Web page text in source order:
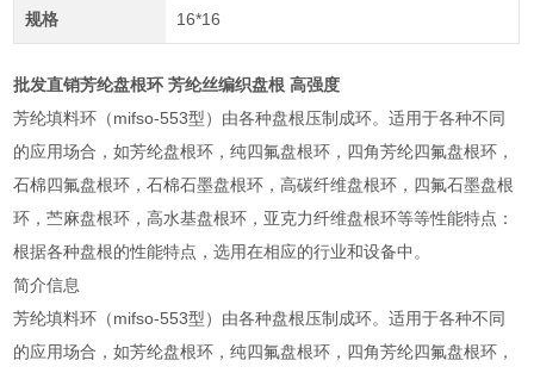
规格 16*16
批发直销芳纶盘根环 芳纶丝编织盘根 高强度
芳纶填料环（mifso-553型）由各种盘根压制成环。适用于各种不同
的应用场合，如芳纶盘根环，纯四氟盘根环，四角芳纶四氟盘根环，
石棉四氟盘根环，石棉石墨盘根环，高碳纤维盘根环，四氟石墨盘根
环，苎麻盘根环，高水基盘根环，亚克力纤维盘根环等等性能特点：
根据各种盘根的性能特点，选用在相应的行业和设备中。
简介信息
芳纶填料环（mifso-553型）由各种盘根压制成环。适用于各种不同
的应用场合，如芳纶盘根环，纯四氟盘根环，四角芳纶四氟盘根环，